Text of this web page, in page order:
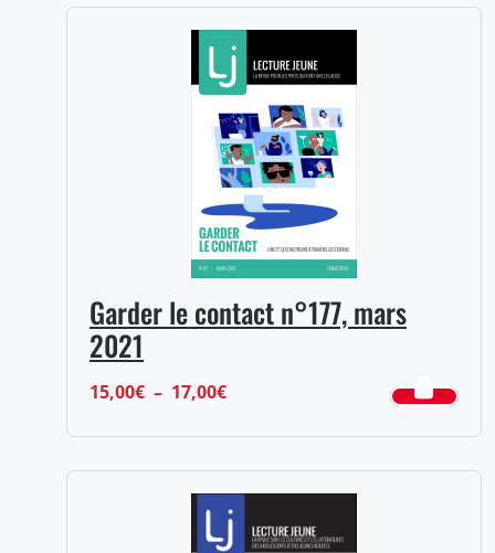
Garder le contact n°177, mars
2021
15,00€ – 17,00€Plage
15,00€